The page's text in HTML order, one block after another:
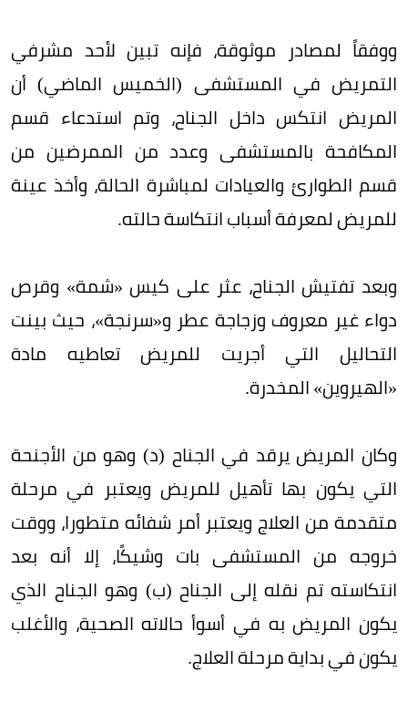
ووفقاً لمصادر موثوقة، فإنه تبين لأحد مشرفي
التمريض في المستشفى (الخميس الماضي) أن
المريض انتكس داخل الجناح، وتم استدعاء قسم
المكافحة بالمستشفى وعدد من الممرضين من
قسم الطوارئ والعيادات لمباشرة الحالة، وأخذ عينة
للمريض لمعرفة أسباب انتكاسة حالته.
وبعد تفتيش الجناح، عثر على كيس «شمة» وقرص
دواء غير معروف وزجاجة عطر و«سرنجة»، حيث بينت
التحاليل التي أجريت للمريض تعاطيه مادة
«الهيروين» المخدرة.
وكان المريض يرقد في الجناح (د) وهو من الأجنحة
التي يكون بها تأهيل للمريض ويعتبر في مرحلة
متقدمة من العلاج ويعتبر أمر شفائه متطورا، ووقت
خروجه من المستشفى بات وشيكًا، إلا أنه بعد
انتكاسته تم نقله إلى الجناح (ب) وهو الجناح الذي
يكون المريض به في أسوأ حالاته الصحية، والأغلب
يكون في بداية مرحلة العلاج.